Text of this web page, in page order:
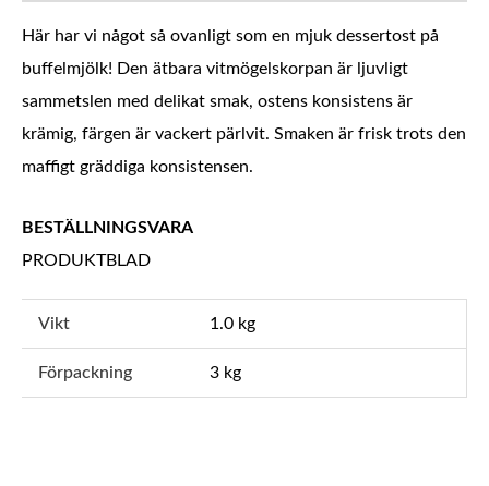
Här har vi något så ovanligt som en mjuk dessertost på
buffelmjölk! Den ätbara vitmögelskorpan är ljuvligt
sammetslen med delikat smak, ostens konsistens är
krämig, färgen är vackert pärlvit. Smaken är frisk trots den
maffigt gräddiga konsistensen.
BESTÄLLNINGSVARA
PRODUKTBLAD
Vikt 1.0 kg
Förpackning 3 kg